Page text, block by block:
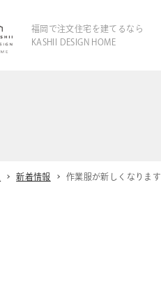
福岡で注文住宅を建てるなら
KASHII DESIGN HOME
新着情報 作業服が新しくなります